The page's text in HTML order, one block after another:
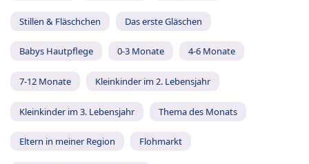
Stillen & Fläschchen Das erste Gläschen
Babys Hautpflege 0-3 Monate 4-6 Monate
7-12 Monate Kleinkinder im 2. Lebensjahr
Kleinkinder im 3. Lebensjahr Thema des Monats
Eltern in meiner Region Flohmarkt